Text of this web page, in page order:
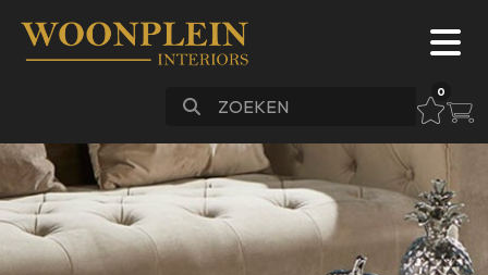
0
Bankstellen
Slapen
Stoelen
Vloeren